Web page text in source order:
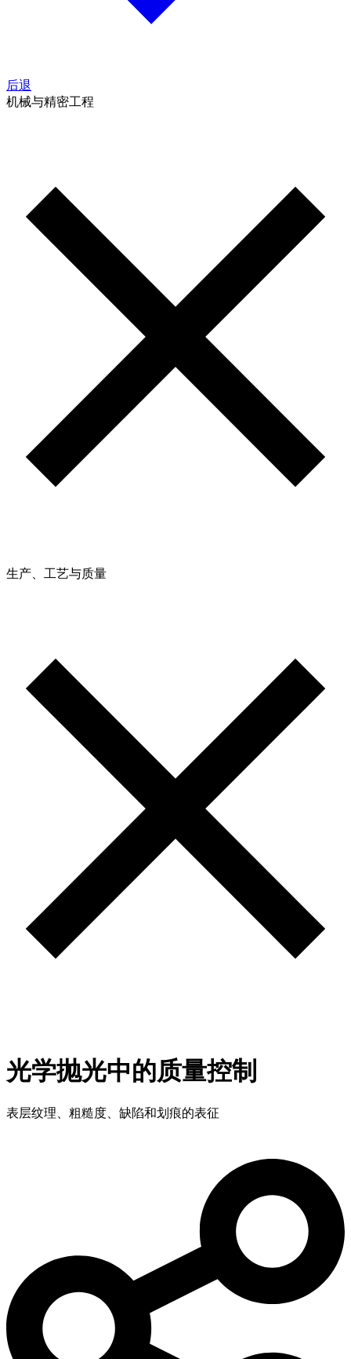
后退
机械与精密工程
生产、工艺与质量
光学抛光中的质量控制
表层纹理、粗糙度、缺陷和划痕的表征